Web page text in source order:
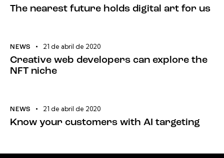
The nearest future holds digital art for us
NEWS 21 de abril de 2020
Creative web developers can explore the
NFT niche
NEWS 21 de abril de 2020
Know your customers with AI targeting